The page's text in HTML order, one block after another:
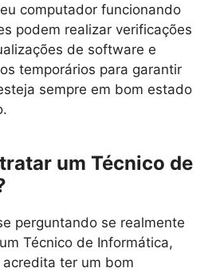
computador funcionando
podem realizar verificações
de software e
temporários para garantir
sempre em bom estado
um Técnico de
perguntando se realmente
Técnico de Informática,
ter um bom